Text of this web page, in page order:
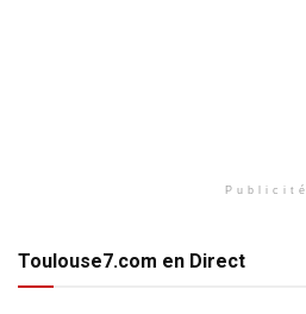
Publicité
Toulouse7.com en Direct